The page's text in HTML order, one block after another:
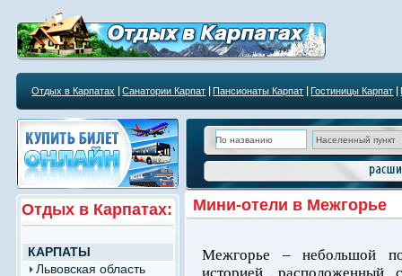
Отдых в Карпатах Санатории Карпат Пансионаты Карпат Гостиницы Карпат
Отдых в Карпатах:
КАРПАТЫ
Львовская область
Мини-отели в Межгорье
Межгорье – небольшой